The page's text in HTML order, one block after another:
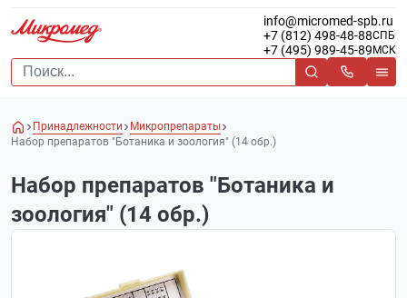
info@micromed-spb.ru
+7 (812) 498-48-88СПБ
+7 (495) 989-45-89 МСК
Принадлежности
Микропрепараты
Набор препаратов "Ботаника и зоология" (14 обр.)
Набор препаратов "Ботаника и
зоология" (14 обр.)